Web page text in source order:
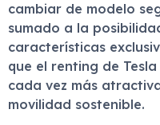
cambiar de modelo
sumado a la
características
que el renting de
cada vez más
movilidad sostenible.